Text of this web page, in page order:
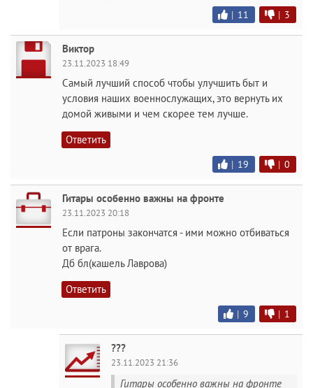
| 11 | 3
Виктор
23.11.2023 18:49
Самый лучший способ чтобы улучшить быт и
условия наших военнослужащих, это вернуть их
домой живыми и чем скорее тем лучше.
Ответить
| 19 | 0
Гитары особенно важны на фронте
23.11.2023 20:18
Если патроны закончатся - ими можно отбиваться
от врага.
Дб бл(кашель Лаврова)
Ответить
| 9 | 1
???
23.11.2023 21:36
Гитары особенно важны на фронте